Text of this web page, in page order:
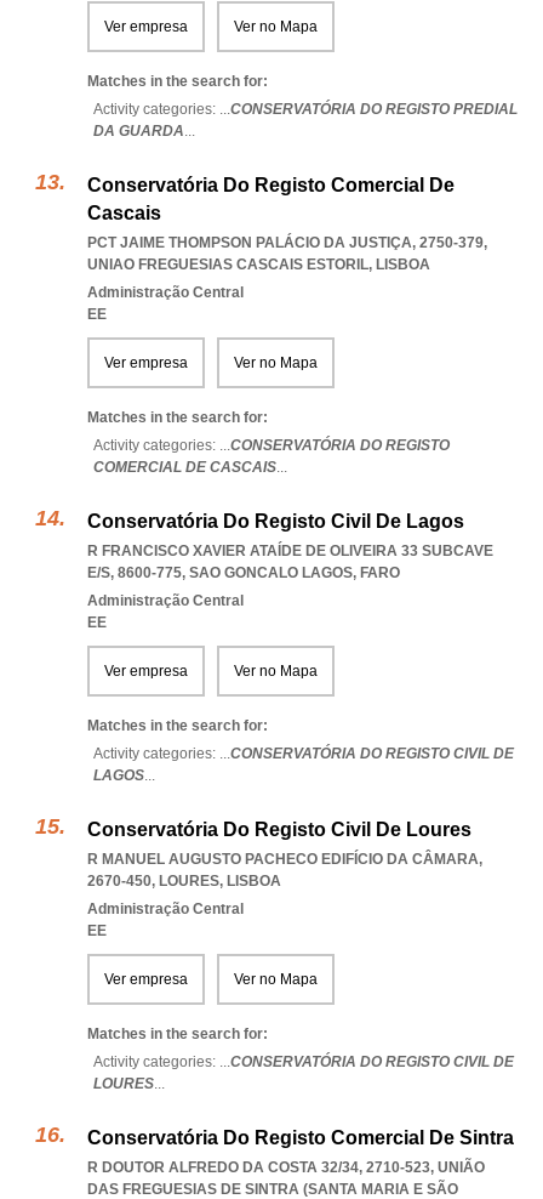
Ver empresa Ver no Mapa
Matches in the search for:
Activity categories: ...CONSERVATÓRIA DO REGISTO PREDIAL
DA GUARDA...
Conservatória Do Registo Comercial De
Cascais
PCT JAIME THOMPSON PALÁCIO DA JUSTIÇA, 2750-379,
UNIAO FREGUESIAS CASCAIS ESTORIL, LISBOA
Administração Central
EE
Ver empresa Ver no Mapa
Matches in the search for:
Activity categories: ...CONSERVATÓRIA DO REGISTO
COMERCIAL DE CASCAIS...
Conservatória Do Registo Civil De Lagos
R FRANCISCO XAVIER ATAÍDE DE OLIVEIRA 33 SUBCAVE
E/S, 8600-775, SAO GONCALO LAGOS, FARO
Administração Central
EE
Ver empresa Ver no Mapa
Matches in the search for:
Activity categories: ...CONSERVATÓRIA DO REGISTO CIVIL DE
LAGOS...
Conservatória Do Registo Civil De Loures
R MANUEL AUGUSTO PACHECO EDIFÍCIO DA CÂMARA,
2670-450, LOURES, LISBOA
Administração Central
EE
Ver empresa Ver no Mapa
Matches in the search for:
Activity categories: ...CONSERVATÓRIA DO REGISTO CIVIL DE
LOURES...
Conservatória Do Registo Comercial De Sintra
R DOUTOR ALFREDO DA COSTA 32/34, 2710-523, UNIÃO
DAS FREGUESIAS DE SINTRA (SANTA MARIA E SÃO